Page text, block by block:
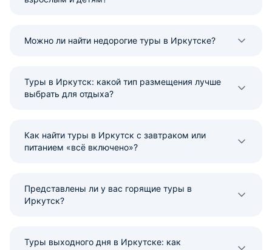
Можно ли найти недорогие туры в Иркутске?
Туры в Иркутск: какой тип размещения лучше
выбрать для отдыха?
Как найти туры в Иркутск с завтраком или
питанием «всё включено»?
Представлены ли у вас горящие туры в
Иркутск?
Туры выходного дня в Иркутске: как